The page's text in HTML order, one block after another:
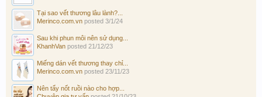
Tại sao vết thương lâu lành?...
Merinco.com.vn posted 3/1/24
Sau khi phun môi nên sử dụng...
KhanhVan posted 21/12/23
Miếng dán vết thương thay chỉ...
Merinco.com.vn posted 23/11/23
Nên tẩy nốt ruồi nào cho hợp...